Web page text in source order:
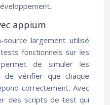
appium
largement utilisé
fonctionnels sur les
de simuler les
de vérifier que chaque
correctement. Avec
des scripts de test qui